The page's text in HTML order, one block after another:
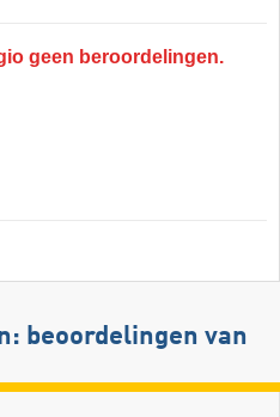
geen beroordelingen.
beoordelingen van